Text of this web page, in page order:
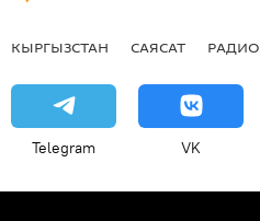
КЫРГЫЗСТАН САЯСАТ РАДИО
Telegram VK